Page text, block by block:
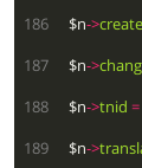
186
  $n
->
187
  $n
->
188
  $n
->tnid=
189
  $n
->